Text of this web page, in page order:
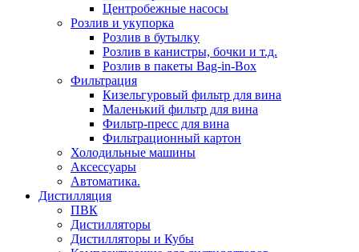
Центробежные насосы
Розлив и укупорка
Розлив в бутылку
Розлив в канистры, бочки и т.д.
Розлив в пакеты Bag-in-Box
Фильтрация
Кизельгуровый фильтр для вина
Маленький фильтр для вина
Фильтр-пресс для вина
Фильтрационный картон
Холодильные машины
Аксессуары
Автоматика.
Дистилляция
ПВК
Дистилляторы
Дистилляторы и Кубы